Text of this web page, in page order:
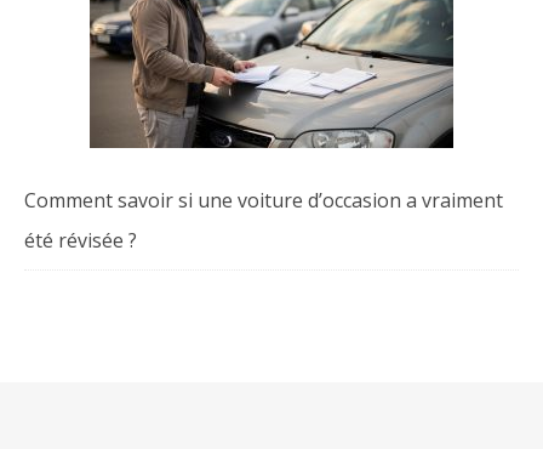
Comment savoir si une voiture d’occasion a vraiment
été révisée ?